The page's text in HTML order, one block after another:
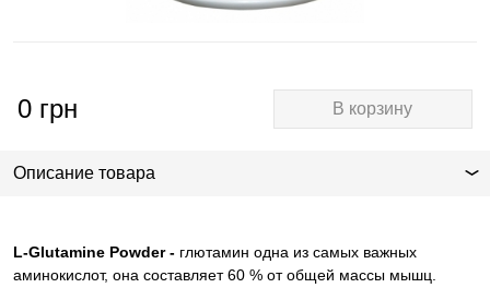
0 грн В корзину
Описание товара
L-Glutamine Powder - глютамин одна из самых важных
аминокислот, она составляет 60 % от общей массы мышц.